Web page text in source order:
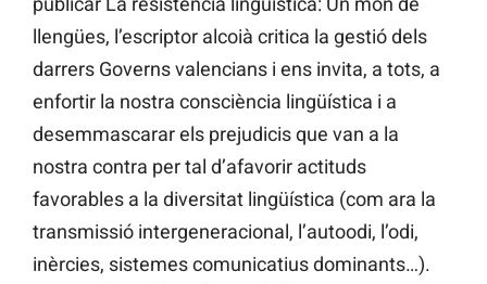
llengües, l’escriptor alcoià critica la gestió dels
darrers Governs valencians i ens invita, a tots, a
enfortir la nostra consciència lingüística i a
desemmascarar els prejudicis que van a la
nostra contra per tal d’afavorir actituds
favorables a la diversitat lingüística (com ara la
transmissió intergeneracional, l’autoodi, l’odi,
inèrcies, sistemes comunicatius dominants…).